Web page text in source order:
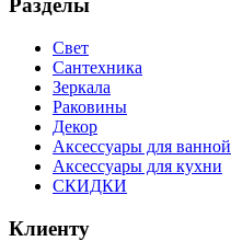
Разделы
Свет
Сантехника
Зеркала
Раковины
Декор
Аксессуары для ванной
Аксессуары для кухни
СКИДКИ
Клиенту